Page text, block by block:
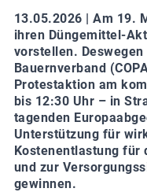
13.05.2026 | Am 19.
ihren Düngemittel-
vorstellen.
Bauernverband
Protestaktion am
bis 12:30 Uhr – in
tagenden
Unterstützung für
Kostenentlastung für
und zur
gewinnen.